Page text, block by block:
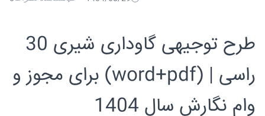
طرح توجیهی گاوداری شیری 30
راسی | (word+pdf) برای مجوز و
وام نگارش سال 1404